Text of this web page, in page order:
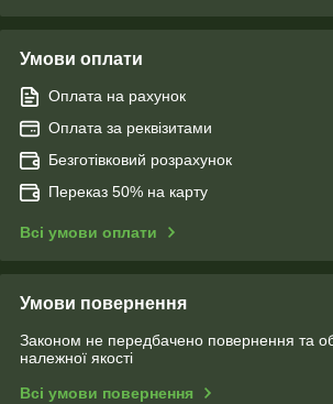
Умови оплати
Оплата на рахунок
Оплата за реквізитами
Безготівковий розрахунок
Переказ 50% на карту
Всі умови оплати
Умови повернення
Законом не передбачено повернення та
належної якості
Всі умови повернення